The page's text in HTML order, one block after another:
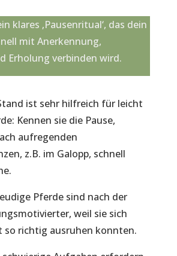
klares ‚Pausenritual‘, das dein
mit Anerkennung,
Erholung verbinden wird.
ist sehr hilfreich für leicht
Kennen sie die Pause,
aufregenden
z.B. im Galopp, schnell
Pferde sind nach der
weil sie sich
so richtig ausruhen konnten.